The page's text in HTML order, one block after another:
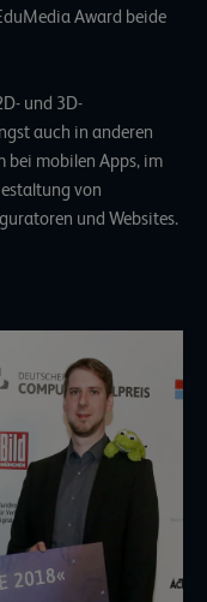
Award beide
und 3D-
auch in anderen
bei mobilen Apps, im
von
und Websites.